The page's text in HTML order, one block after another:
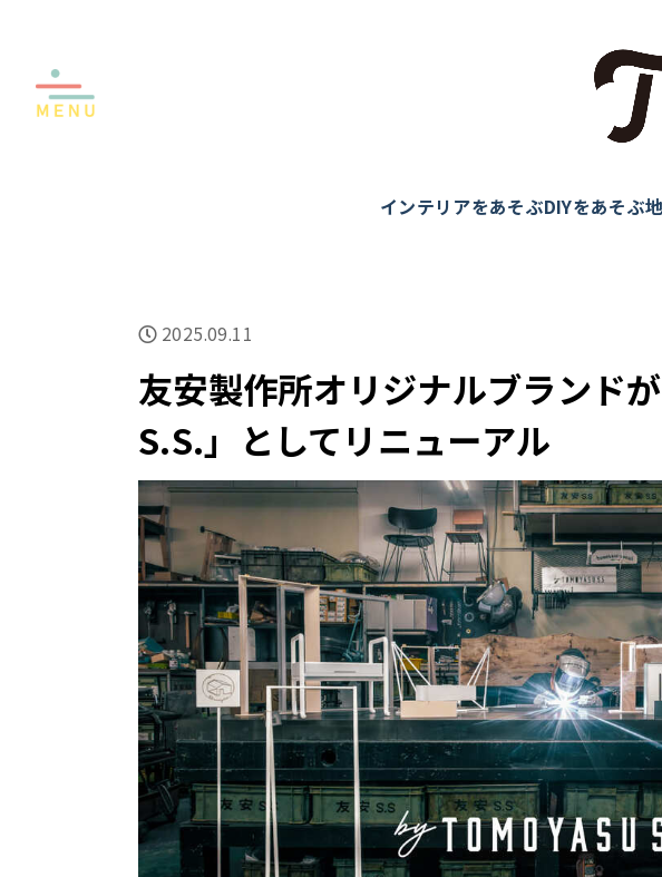
インテリアをあそぶDIYをあそぶ
2025.09.11
友安製作所オリジナルブランド
S.S.」としてリニューアル